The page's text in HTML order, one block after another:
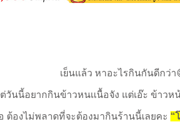
เย็นแล้ว หาอะไรกินกันดีกว่า
วันนี้อยากกินข้าวหนเเนื้อจัง แต่เอ๊ะ ข้าวห
ต้องไม่พลาดที่จะต้องมากินร้านนี้เลยคะ “